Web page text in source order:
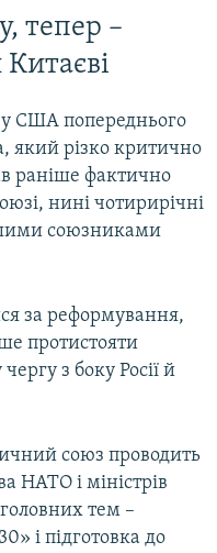
тепер –
Китаєві
у США попереднього
який різко критично
раніше фактично
нині чотирирічні
союзниками
за реформування,
протистояти
з боку Росії й
союз проводить
НАТО і міністрів
тем –
і підготовка до